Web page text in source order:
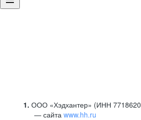
1. ООО «Хэдхантер» (ИНН
сайта www.hh.ru